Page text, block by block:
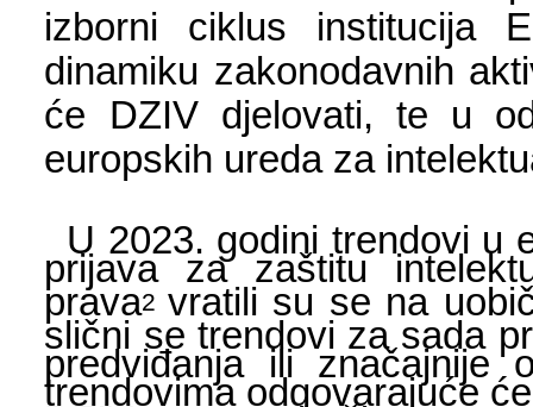
izborni ciklus institucija
dinamiku zakonodavnih
će DZIV djelovati, te u
europskih ureda za
U 2023. godini trendovi u
prijava za zaštitu
prava2 vratili su se na
slični se trendovi za sada
predviđanja ili značajnije
trendovima odgovarajuće